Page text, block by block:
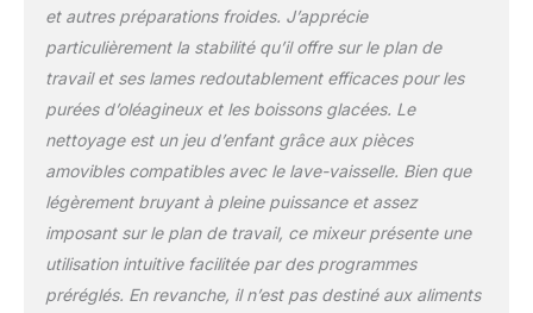
vous permettent de
prendre le contrôle de
votre cuisine. Profitez de
la technologie
automatique
BlendSense, des 10
vitesses et des modes
INCLUS : Ninja Detect
Power Blender, base
moteur de 1200 W,
récipient avec couvercle,
et autres préparations froides. J’apprécie
particulièrement la stabilité qu’il offre sur le plan de
travail et ses lames redoutablement efficaces pour les
purées d’oléagineux et les boissons glacées. Le
nettoyage est un jeu d’enfant grâce aux pièces
amovibles compatibles avec le lave-vaisselle. Bien que
légèrement bruyant à pleine puissance et assez
imposant sur le plan de travail, ce mixeur présente une
utilisation intuitive facilitée par des programmes
préréglés. En revanche, il n’est pas destiné aux aliments